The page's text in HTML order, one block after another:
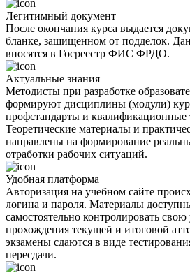
Легитимный документ
После окончания курса выдается
бланке, защищенном от подделок.
вносятся в Госреестр ФИС ФРДО.
Актуальные знания
Методисты при разработке
формируют дисциплины (модули)
профстандарты и квалификационные
Теоретические материалы и
направлены на формирование
отработки рабочих ситуаций.
Удобная платформа
Авторизация на учебном сайте
логина и пароля. Материалы
самостоятельно контролировать
прохождения текущей и итоговой
экзамены сдаются в виде
пересдачи.